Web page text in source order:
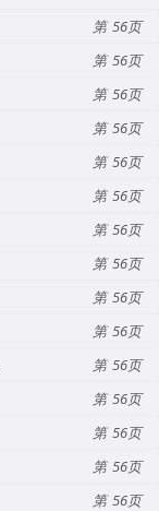
56
56
56
56
56
56
56
56
56
56
56
56
56
56
56